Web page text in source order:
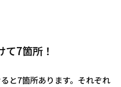
て7箇所！
と7箇所あります。それぞれ